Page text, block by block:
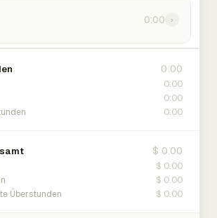
0:00 ›
0:00
0:00
0:00
0:00
$ 0.00
$ 0.00
$ 0.00
Überstunden $ 0.00